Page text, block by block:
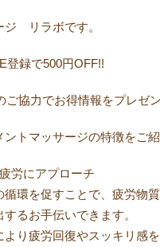
ジ リラボです。
登録で500円OFF!!
ご協力でお得情報をプレゼ
ントマッサージの特徴をご
労にアプローチ
循環を促すことで、疲労物
るお手伝いできます。
り疲労回復やスッキリ感